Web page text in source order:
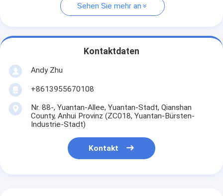
Sehen Sie mehr an
Kontaktdaten
Andy Zhu
+8613955670108
Nr. 88-, Yuantan-Allee, Yuantan-Stadt, Qianshan
County, Anhui Provinz (ZC018, Yuantan-Bürsten-
Industrie-Stadt)
Kontakt